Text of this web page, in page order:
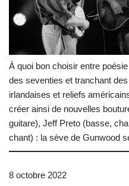
À quoi bon choisir entre
des seventies et tranchant
irlandaises et reliefs
créer ainsi de nouvelles
guitare), Jeff Preto (basse,
chant) : la sève de Gunwood
8 octobre 2022